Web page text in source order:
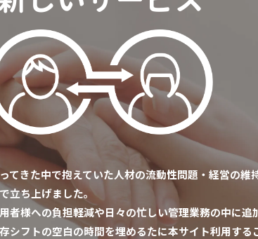
てきた中で抱えていた人材の流動性問題・経営の維
立ち上げました。
者様への負担軽減や日々の忙しい管理業務の中に
シフトの空白の時間を埋めるたに本サイト利用する